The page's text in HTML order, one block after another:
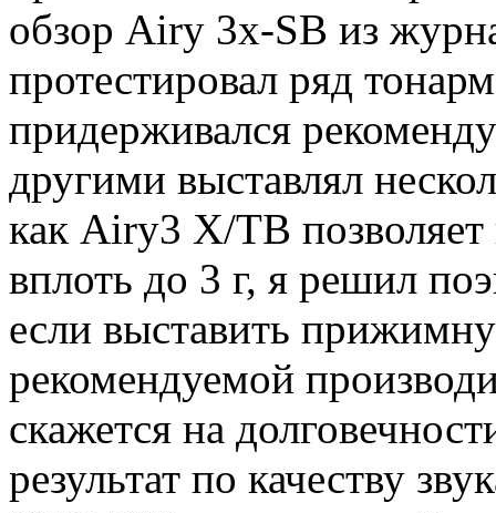
обзор Airy 3x-SB из
протестировал ряд
придерживался
другими выставлял
как Airy3 X/TB
вплоть до 3 г, я решил
если выставить
рекомендуемой
скажется на
результат по качеству